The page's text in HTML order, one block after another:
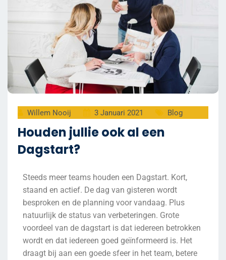
Willem Nooij 3 Januari 2021 Blog
Houden jullie ook al een
Dagstart?
Steeds meer teams houden een Dagstart. Kort,
staand en actief. De dag van gisteren wordt
besproken en de planning voor vandaag. Plus
natuurlijk de status van verbeteringen. Grote
voordeel van de dagstart is dat iedereen betrokken
wordt en dat iedereen goed geïnformeerd is. Het
draagt bij aan een goede sfeer in het team, betere